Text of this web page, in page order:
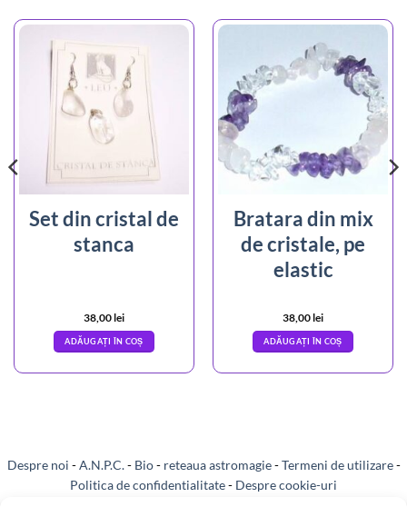
Set din cristal de
stanca
38,00lei
ADĂUGAȚI ÎN COȘ
Bratara din mix
de cristale, pe
elastic
38,00lei
ADĂUGAȚI ÎN COȘ
Despre noi -A.N.P.C.- Bio- reteaua astromagie-Termeni de utilizare-
Politica de confidentialitate- Despre cookie-uri